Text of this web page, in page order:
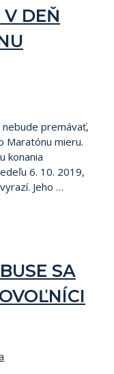
V DEŇ
premávať,
Maratónu mieru.
konania
6. 10. 2019,
Jeho …
SA